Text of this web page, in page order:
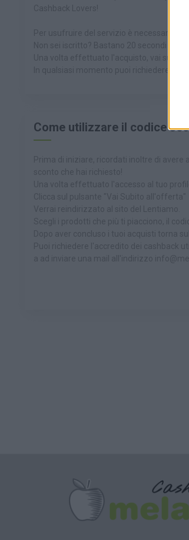
Per usufruire del servizio è necessario
Non sei iscritto? Bastano 20 secondi per
Una volta effettuato l'acquisto, vai sul
In qualsiasi momento puoi richiedere il
Come utilizzare il codice